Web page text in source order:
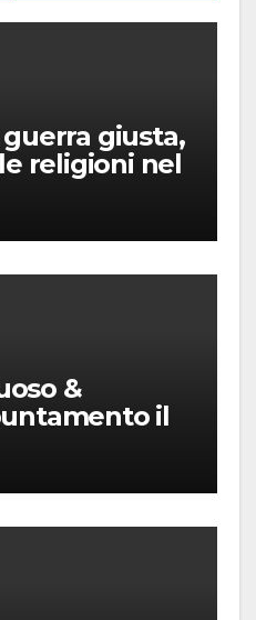
giusta,
religioni nel
mondiale
&
il
Blu con